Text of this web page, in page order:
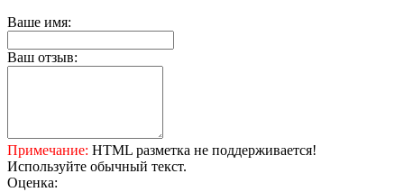
Ваше имя:
Ваш отзыв:
Примечание: HTML разметка не поддерживается!
Используйте обычный текст.
Оценка: